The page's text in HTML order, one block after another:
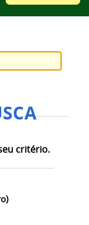
critério.